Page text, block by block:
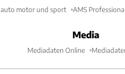
auto motor und sport AMS Professional
Media
Mediadaten Online